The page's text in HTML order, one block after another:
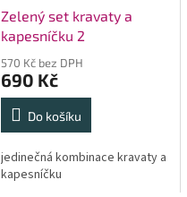
Zelený set kravaty a
kapesníčku 2
570 Kč bez DPH
690 Kč
Do košíku
jedinečná kombinace kravaty a
kapesníčku